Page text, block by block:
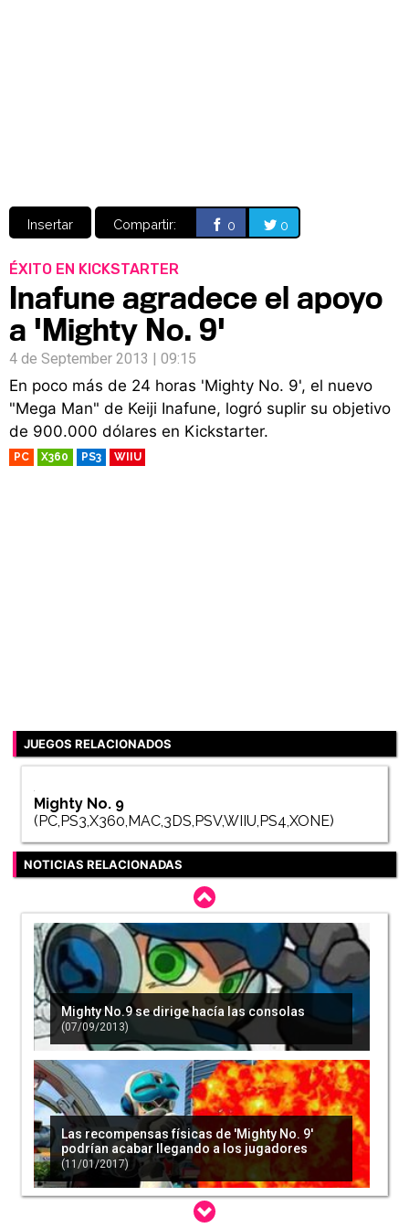
Insertar Compartir: 0 0
ÉXITO EN KICKSTARTER
Inafune agradece el apoyo
a 'Mighty No. 9'
4 de September 2013 | 09:15
En poco más de 24 horas 'Mighty No. 9', el nuevo
"Mega Man" de Keiji Inafune, logró suplir su objetivo
de 900.000 dólares en Kickstarter.
PC X360 PS3 WIIU
JUEGOS RELACIONADOS
Mighty No. 9
(PC,PS3,X360,MAC,3DS,PSV,WIIU,PS4,XONE)
NOTICIAS RELACIONADAS
Mighty No.9 se dirige hacía las consolas
(07/09/2013)
Las recompensas físicas de 'Mighty No. 9'
podrían acabar llegando a los jugadores
(11/01/2017)